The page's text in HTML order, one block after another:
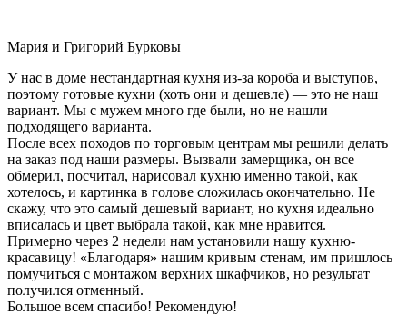
Мария и Григорий Бурковы
У нас в доме нестандартная кухня из-за короба и выступов,
поэтому готовые кухни (хоть они и дешевле) — это не наш
вариант. Мы с мужем много где были, но не нашли
подходящего варианта.
После всех походов по торговым центрам мы решили делать
на заказ под наши размеры. Вызвали замерщика, он все
обмерил, посчитал, нарисовал кухню именно такой, как
хотелось, и картинка в голове сложилась окончательно. Не
скажу, что это самый дешевый вариант, но кухня идеально
вписалась и цвет выбрала такой, как мне нравится.
Примерно через 2 недели нам установили нашу кухню-
красавицу! «Благодаря» нашим кривым стенам, им пришлось
помучиться с монтажом верхних шкафчиков, но результат
получился отменный.
Большое всем спасибо! Рекомендую!